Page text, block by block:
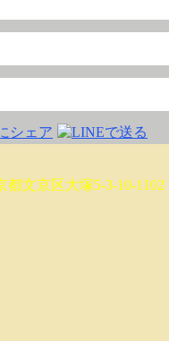
京都文京区大塚5-3-